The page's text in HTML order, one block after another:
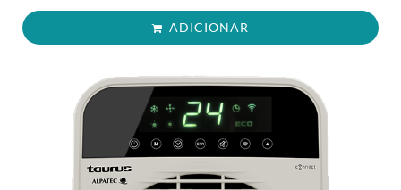
ADICIONAR